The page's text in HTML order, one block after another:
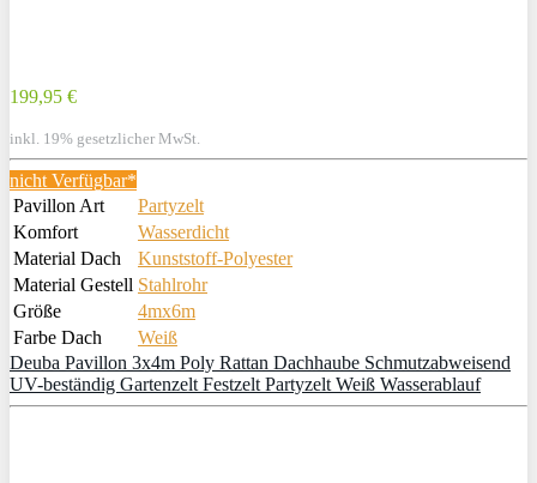
199,95 €
inkl. 19% gesetzlicher MwSt.
nicht Verfügbar*
Pavillon Art
Partyzelt
Komfort
Wasserdicht
Material Dach
Kunststoff-Polyester
Material Gestell Stahlrohr
Größe
4mx6m
Farbe Dach
Weiß
Deuba Pavillon 3x4m Poly Rattan Dachhaube Schmutzabweisend
UV-beständig Gartenzelt Festzelt Partyzelt Weiß Wasserablauf